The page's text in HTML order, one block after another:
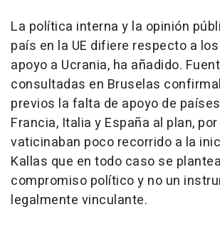
La política interna y la opinión
país en la UE difiere respecto a
apoyo a Ucrania, ha añadido.
consultadas en Bruselas
previos la falta de apoyo de
Francia, Italia y España al plan,
vaticinaban poco recorrido a la
Kallas que en todo caso se
compromiso político y no un
legalmente vinculante.